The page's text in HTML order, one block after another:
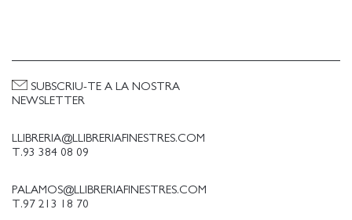
LLIBRERIA@LLIBRERIAFINESTRES.COM
T.93 384 08 09
PALAMOS@LLIBRERIAFINESTRES.COM
T.97 213 18 70
SUBSCRIU-TE A LA NOSTRA
NEWSLETTER